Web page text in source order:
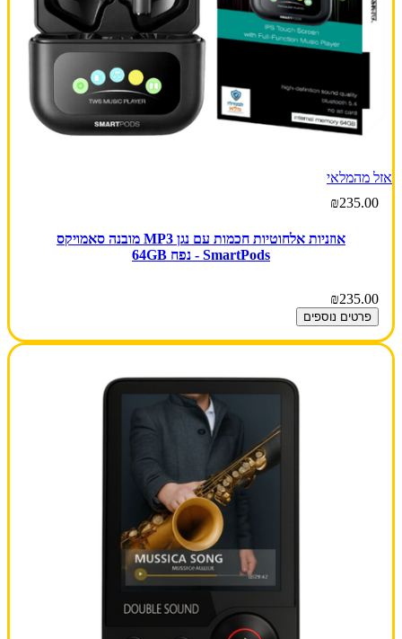
אזל מהמלאי
₪235.00
אוזניות אלחוטיות חכמות עם נגן MP3 מובנה סאמויקס
SmartPods - נפח 64GB
₪235.00
פרטים נוספים